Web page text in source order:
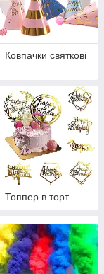
Ковпачки святкові
Топпер в торт